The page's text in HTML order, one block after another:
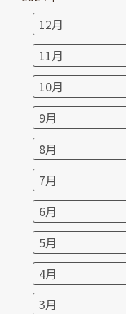
12月
11月
10月
9月
8月
7月
6月
5月
4月
3月